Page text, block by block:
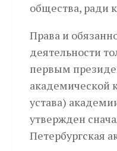
общества, ради
Права и
деятельности
первым
академической
устава)
утвержден
Петербургская